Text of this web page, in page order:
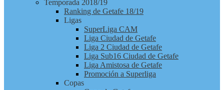
Temporada 2018/19
Ranking de Getafe 18/19
Ligas
SuperLiga CAM
Liga Ciudad de Getafe
Liga 2 Ciudad de Getafe
Liga Sub16 Ciudad de Getafe
Liga Amistosa de Getafe
Promoción a Superliga
Copas